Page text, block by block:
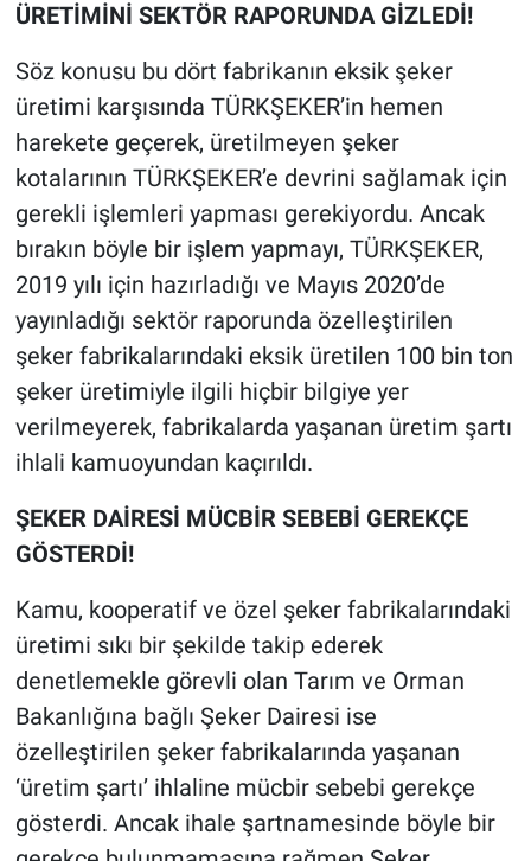
ÜRETİMİNİ SEKTÖR RAPORUNDA GİZLEDİ!
Söz konusu bu dört fabrikanın eksik şeker
üretimi karşısında TÜRKŞEKER’in hemen
harekete geçerek, üretilmeyen şeker
kotalarının TÜRKŞEKER’e devrini sağlamak için
gerekli işlemleri yapması gerekiyordu. Ancak
bırakın böyle bir işlem yapmayı, TÜRKŞEKER,
2019 yılı için hazırladığı ve Mayıs 2020’de
yayınladığı sektör raporunda özelleştirilen
şeker fabrikalarındaki eksik üretilen 100 bin ton
şeker üretimiyle ilgili hiçbir bilgiye yer
verilmeyerek, fabrikalarda yaşanan üretim şartı
ihlali kamuoyundan kaçırıldı.
ŞEKER DAİRESİ MÜCBİR SEBEBİ GEREKÇE
GÖSTERDİ!
Kamu, kooperatif ve özel şeker fabrikalarındaki
üretimi sıkı bir şekilde takip ederek
denetlemekle görevli olan Tarım ve Orman
Bakanlığına bağlı Şeker Dairesi ise
özelleştirilen şeker fabrikalarında yaşanan
‘üretim şartı’ ihlaline mücbir sebebi gerekçe
gösterdi. Ancak ihale şartnamesinde böyle bir